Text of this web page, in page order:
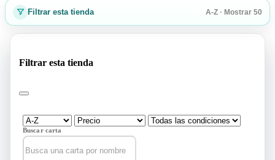
Filtrar esta tienda A-Z · Mostrar 50
Filtrar esta tienda
Buscar carta